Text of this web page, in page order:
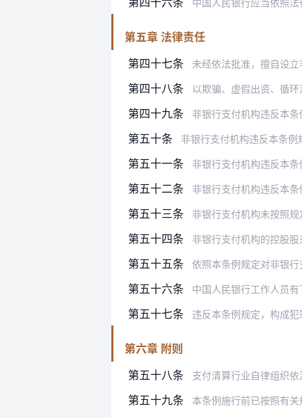
第五章 法律责任
第四十七条
未经依法批准，擅自设立非银
第四十八条 以欺骗、虚假出资、循环注资
第四十九条 非银行支付机构违反本条例规
第五十条 非银行支付机构违反本条例规定
第五十一条 非银行支付机构违反本条例规
第五十二条 非银行支付机构违反本条例规
第五十三条 非银行支付机构未按照规定建立
第五十四条 非银行支付机构的控股股东、
第五十五条 依照本条例规定对非银行支付
第五十六条 中国人民银行工作人员有
第五十七条 违反本条例规定，构成犯
第六章 附则
第五十八条
支付清算行业自律组织
第五十九条 本条例施行前已按照有